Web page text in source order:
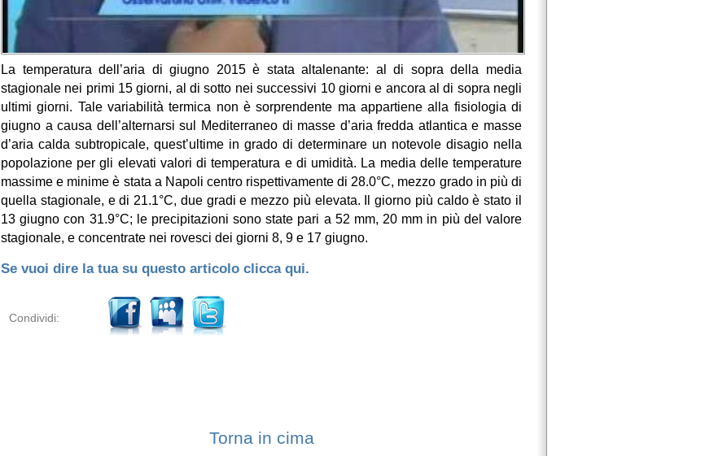
La temperatura dell’aria di giugno 2015 è stata altalenante: al di sopra della media
stagionale nei primi 15 giorni, al di sotto nei successivi 10 giorni e ancora al di sopra negli
ultimi giorni. Tale variabilità termica non è sorprendente ma appartiene alla fisiologia di
giugno a causa dell’alternarsi sul Mediterraneo di masse d’aria fredda atlantica e masse
d’aria calda subtropicale, quest’ultime in grado di determinare un notevole disagio nella
popolazione per gli elevati valori di temperatura e di umidità. La media delle temperature
massime e minime è stata a Napoli centro rispettivamente di 28.0°C, mezzo grado in più di
quella stagionale, e di 21.1°C, due gradi e mezzo più elevata. Il giorno più caldo è stato il
13 giugno con 31.9°C; le precipitazioni sono state pari a 52 mm, 20 mm in più del valore
stagionale, e concentrate nei rovesci dei giorni 8, 9 e 17 giugno.
Se vuoi dire la tua su questo articolo clicca qui.
Condividi:
Torna in cima